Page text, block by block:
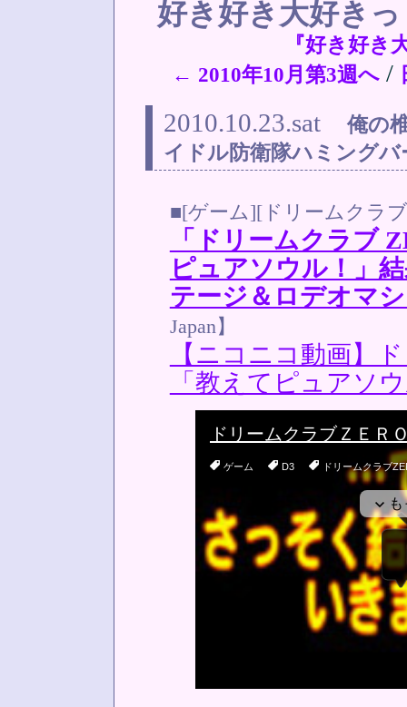
好き好き大好き
『好き好き
← 2010年10月第3週へ /
2010.10.23.sat俺の
イドル防衛隊ハミング
■[ゲーム][ドリームクラ
「ドリームクラブ
ピュアソウル！」
テージ＆ロデオマ
Japan】
【ニコニコ動画】
「教えてピュアソ